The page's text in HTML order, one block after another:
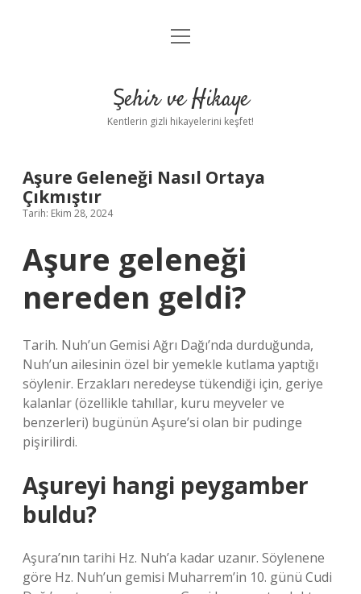
Anasayfa
Yasal Uyarı
menüyü
Şehir ve Hikaye
Kentlerin gizli hikayelerini keşfet!
Aşure Geleneği Nasıl Ortaya
Çıkmıştır
Tarih: Ekim 28, 2024
Aşure geleneği
nereden geldi?
Tarih. Nuh’un Gemisi Ağrı Dağı’nda durduğunda,
Nuh’un ailesinin özel bir yemekle kutlama yaptığı
söylenir. Erzakları neredeyse tükendiği için, geriye
kalanlar (özellikle tahıllar, kuru meyveler ve
benzerleri) bugünün Aşure’si olan bir pudinge
pişirilirdi.
Aşureyi hangi peygamber
buldu?
Aşura’nın tarihi Hz. Nuh’a kadar uzanır. Söylenene
göre Hz. Nuh’un gemisi Muharrem’in 10. günü Cudi